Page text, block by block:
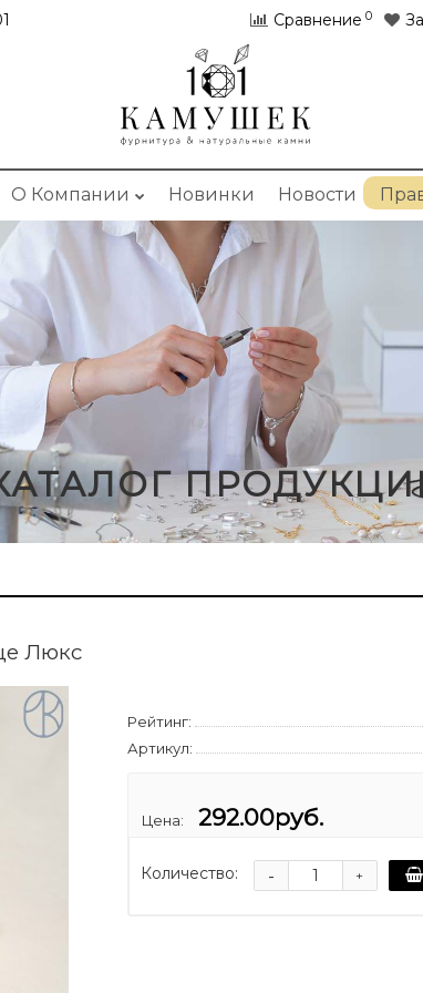
Сравнение 0
О Компании Новинки Новости
Люкс
Рейтинг:
Артикул:
Цена: 292.00руб.
Количество: +
-